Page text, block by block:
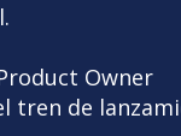
Owner
tren de